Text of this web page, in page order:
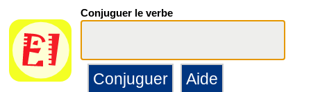
Conjuguer le verbe